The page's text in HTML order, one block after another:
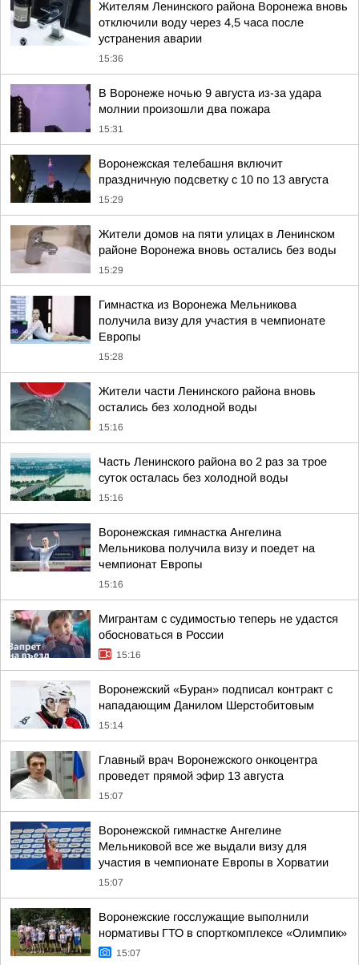
Жителям Ленинского района Воронежа вновь
отключили воду через 4,5 часа после
устранения аварии
15:36
В Воронеже ночью 9 августа из-за удара
молнии произошли два пожара
15:31
Воронежская телебашня включит
праздничную подсветку с 10 по 13 августа
15:29
Жители домов на пяти улицах в Ленинском
районе Воронежа вновь остались без воды
15:29
Гимнастка из Воронежа Мельникова
получила визу для участия в чемпионате
Европы
15:28
Жители части Ленинского района вновь
остались без холодной воды
15:16
Часть Ленинского района во 2 раз за трое
суток осталась без холодной воды
15:16
Воронежская гимнастка Ангелина
Мельникова получила визу и поедет на
чемпионат Европы
15:16
Мигрантам с судимостью теперь не удастся
обосноваться в России
15:16
Воронежский «Буран» подписал контракт с
нападающим Данилом Шерстобитовым
15:14
Главный врач Воронежского онкоцентра
проведет прямой эфир 13 августа
15:07
Воронежской гимнастке Ангелине
Мельниковой все же выдали визу для
участия в чемпионате Европы в Хорватии
15:07
Воронежские госслужащие выполнили
нормативы ГТО в спорткомплексе «Олимпик»
15:07